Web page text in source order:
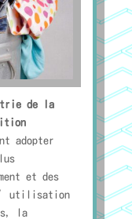
de la
adopter
et des
la